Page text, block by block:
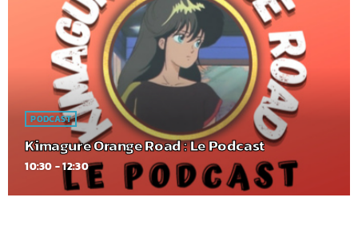
PODCAST
Kimagure Orange Road : Le Podcast
10:30 - 12:30